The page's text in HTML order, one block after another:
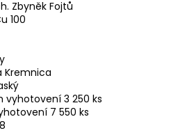
Zbyněk Fojtů
100
Kremnica
vyhotovení 3 250 ks
7 550 ks